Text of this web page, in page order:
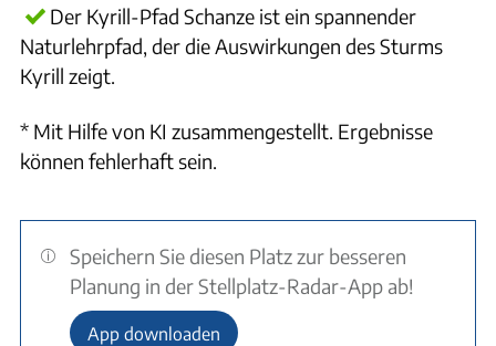
Der Kyrill-Pfad Schanze ist ein spannender
Naturlehrpfad, der die Auswirkungen des Sturms
Kyrill zeigt.
* Mit Hilfe von KI zusammengestellt. Ergebnisse
können fehlerhaft sein.
Speichern Sie diesen Platz zur besseren
Planung in der Stellplatz-Radar-App ab!
App downloaden